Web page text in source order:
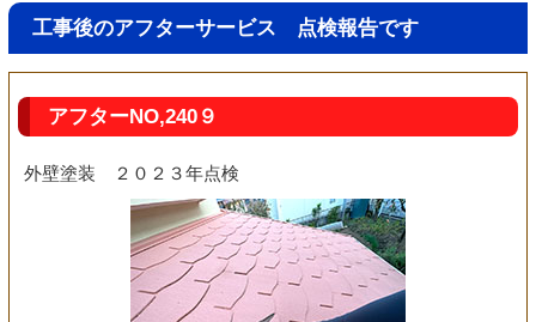
工事後のアフターサービス 点検報告です
アフターNO,240９
外壁塗装 ２０２３年点検